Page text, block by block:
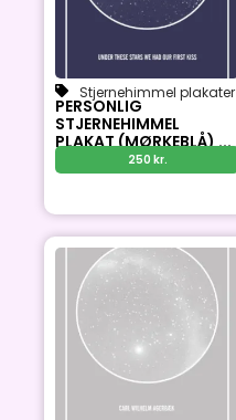
Stjernehimmel plakater
PERSONLIG
STJERNEHIMMEL
PLAKAT (MØRKEBLÅ) ...
250 kr.